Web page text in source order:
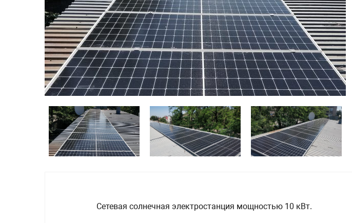
Сетевая солнечная электростанция мощностью 10 кВт.